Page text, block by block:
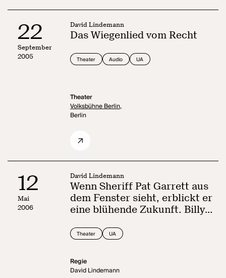
22
September
2005
David Lindemann
Das Wiegenlied vom Recht
Theater Audio UA
Theater
Volksbühne Berlin,
Berlin
12
Mai
2006
David Lindemann
Wenn Sheriff Pat Garrett aus
dem Fenster sieht, erblickt er
eine blühende Zukunft. Billy
erschossen.
Theater UA
Regie
David Lindemann